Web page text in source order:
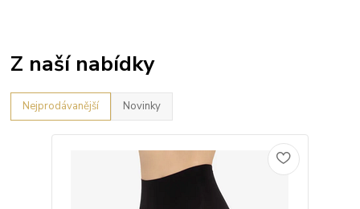
Z naší nabídky
Nejprodávanější Novinky